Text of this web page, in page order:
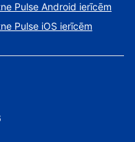
Pulse Android ierīcēm
Pulse iOS ierīcēm